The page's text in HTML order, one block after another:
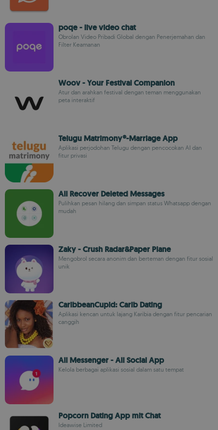
poqe - live video chat
Obrolan Video Pribadi Global dengan Penerjemahan dan
Filter Keamanan
Woov - Your Festival Companion
Atur dan arahkan festival dengan teman menggunakan
peta interaktif
Telugu Matrimony®-Marriage App
Aplikasi perjodohan Telugu dengan pencocokan AI dan
fitur privasi
All Recover Deleted Messages
Pulihkan pesan hilang dan simpan status Whatsapp dengan
mudah
Zaky - Crush Radar&Paper Plane
Mengobrol secara anonim dan berteman dengan fitur sosial
unik
CaribbeanCupid: Carib Dating
Aplikasi kencan untuk lajang Karibia dengan fitur pencarian
canggih
All Messenger - All Social App
Kelola berbagai aplikasi sosial dalam satu tempat
Popcorn Dating App mit Chat
Ideawise Limited